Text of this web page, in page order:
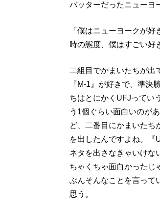
バッターだったニューヨ
「僕はニューヨークが
時の態度、僕はすごい好
二組目でかまいたちが出
『M-1』が好きで、準決
ちはとにかくUFJってい
う1個ぐらい面白いのが
ど、二番目にかまいたち
を出したんですよね。『
ネタを出さなきゃいけな
ちゃくちゃ面白かったじ
ぶんそんなことを言って
思う。